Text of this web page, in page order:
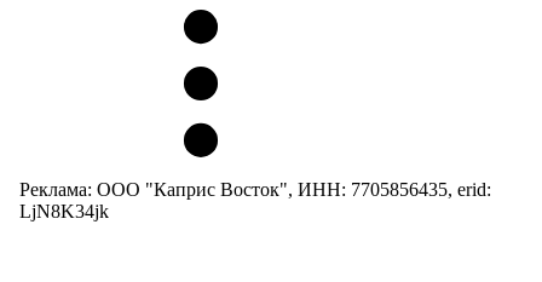
Реклама: ООО "Каприс Восток", ИНН: 7705856435, erid:
LjN8K34jk